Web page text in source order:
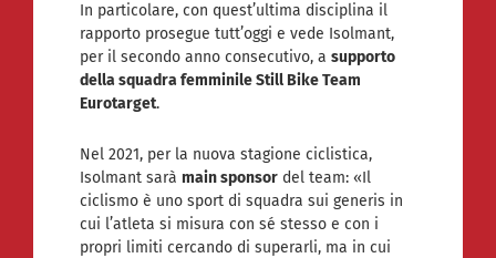
In particolare, con quest’ultima disciplina il
rapporto prosegue tutt’oggi e vede Isolmant,
per il secondo anno consecutivo, asupporto
della squadra femminile Still Bike Team
Eurotarget.
Nel 2021, per la nuova stagione ciclistica,
Isolmant saràmain sponsor del team: «Il
ciclismo è uno sport di squadra sui generis in
cui l’atleta si misura con sé stesso e con i
propri limiti cercando di superarli, ma in cui